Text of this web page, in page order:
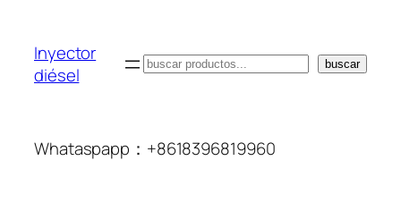
Inyector
diésel
搜
buscar
Whataspapp：+8618396819960